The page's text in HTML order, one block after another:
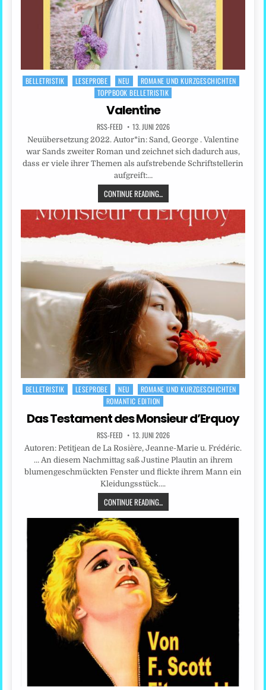
Posted
BELLETRISTIK LESEPROBE NEU
ROMANE UND KURZGESCHICHTEN
TOPPBOOK BELLETRISTIK
Valentine
RSS-FEED 13. JUNI 2026
Neuübersetzung 2022. Autor*in: Sand, George . Valentine
war Sands zweiter Roman und zeichnet sich dadurch aus,
dass er viele ihrer Themen als aufstrebende Schriftstellerin
aufgreift:…
CONTINUE READING...
Posted
BELLETRISTIK LESEPROBE NEU
ROMANE UND KURZGESCHICHTEN
ROMANTIC EDITION
Das Testament des Monsieur d’Erquoy
RSS-FEED 13. JUNI 2026
Autoren: Petitjean de La Rosière, Jeanne-Marie u. Frédéric.
… An diesem Nachmittag saß Justine Plautin an ihrem
blumengeschmückten Fenster und flickte ihrem Mann ein
Kleidungsstück….
CONTINUE READING...